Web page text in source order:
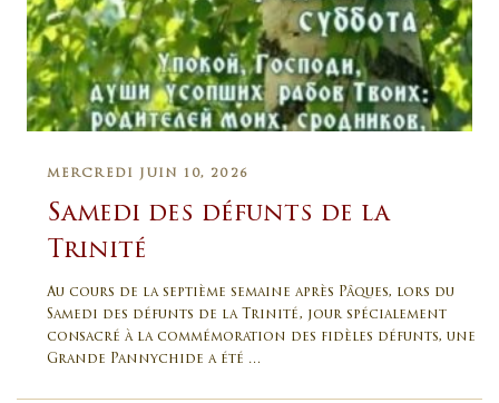
MERCREDI JUIN 10, 2026
Samedi des défunts de la
Trinité
Au cours de la septième semaine après Pâques, lors du
Samedi des défunts de la Trinité, jour spécialement
consacré à la commémoration des fidèles défunts, une
Grande Pannychide a été …